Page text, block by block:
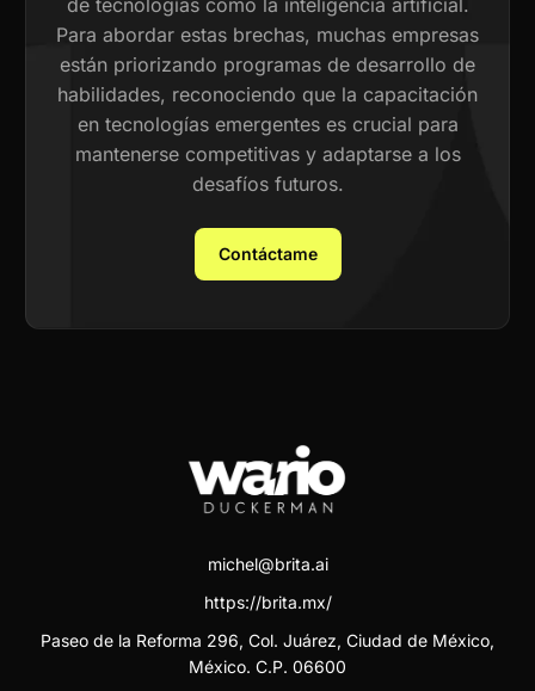
Para abordar estas brechas, muchas empresas
están priorizando programas de desarrollo de
habilidades, reconociendo que la capacitación
en tecnologías emergentes es crucial para
mantenerse competitivas y adaptarse a los
desafíos futuros.
Contáctame
michel@brita.ai
https://brita.mx/
Paseo de la Reforma 296, Col. Juárez, Ciudad de México,
México. C.P. 06600